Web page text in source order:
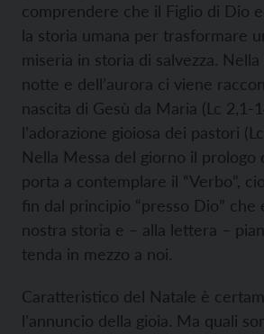
comprendere che il Figlio di Dio
la storia umana per trasformare
miseria in storia di salvezza.
notte e dell’aurora ci viene
nascita di Gesù da Maria (Lc 2,1-
l’adorazione gioiosa dei pastori
Nella Messa del giorno il prologo
porta a contemplare il “Verbo”,
fin dal principio “presso Dio” che
nostra storia e – alla lettera –
tenda in mezzo a noi.
Caratteristico del Natale è
l’annuncio della gioia. Ma quali